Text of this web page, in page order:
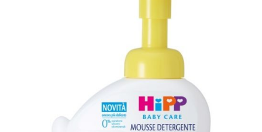
Drenanti e Pancia Piatta: Sconti fino al 55% validi
solo per OGGI!